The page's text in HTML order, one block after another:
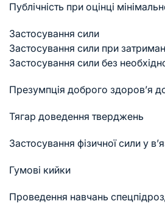
Публічність при оцінці
Застосування сили
Застосування сили при
Застосування сили без
Презумпція доброго здоров’я
Тягар доведення тверджень
Застосування фізичної сили у
Гумові кийки
Проведення навчань